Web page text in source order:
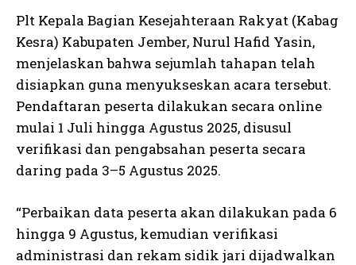
Plt Kepala Bagian Kesejahteraan Rakyat (Kabag
Kesra) Kabupaten Jember, Nurul Hafid Yasin,
menjelaskan bahwa sejumlah tahapan telah
disiapkan guna menyukseskan acara tersebut.
Pendaftaran peserta dilakukan secara online
mulai 1 Juli hingga Agustus 2025, disusul
verifikasi dan pengabsahan peserta secara
daring pada 3–5 Agustus 2025.
“Perbaikan data peserta akan dilakukan pada 6
hingga 9 Agustus, kemudian verifikasi
administrasi dan rekam sidik jari dijadwalkan